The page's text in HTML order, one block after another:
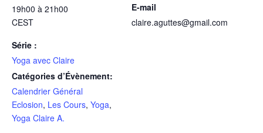
19h00 à 21h00
CEST
Série :
Yoga avec Claire
Catégories d’Évènement:
Calendrier Général
Eclosion, Les Cours, Yoga,
Yoga Claire A.
E-mail
claire.aguttes@gmail.com